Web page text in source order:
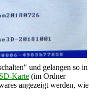
und gelangen so in
SD-Karte (im Ordner
angezeigt werden, wie